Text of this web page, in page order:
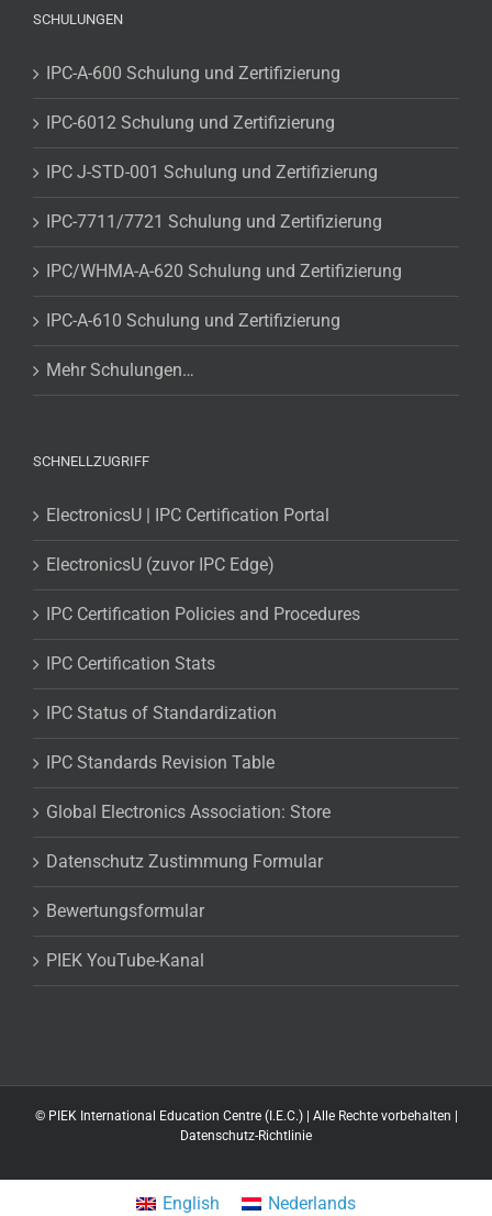
SCHULUNGEN
IPC-A-600 Schulung und Zertifizierung
IPC-6012 Schulung und Zertifizierung
IPC J-STD-001 Schulung und Zertifizierung
IPC-7711/7721 Schulung und Zertifizierung
IPC/WHMA-A-620 Schulung und Zertifizierung
IPC-A-610 Schulung und Zertifizierung
Mehr Schulungen…
SCHNELLZUGRIFF
ElectronicsU | IPC Certification Portal
ElectronicsU (zuvor IPC Edge)
IPC Certification Policies and Procedures
IPC Certification Stats
IPC Status of Standardization
IPC Standards Revision Table
Global Electronics Association: Store
Datenschutz Zustimmung Formular
Bewertungsformular
PIEK YouTube-Kanal
©PIEK International Education Centre (I.E.C.) | Alle Rechte vorbehalten |
Datenschutz-Richtlinie
English Nederlands